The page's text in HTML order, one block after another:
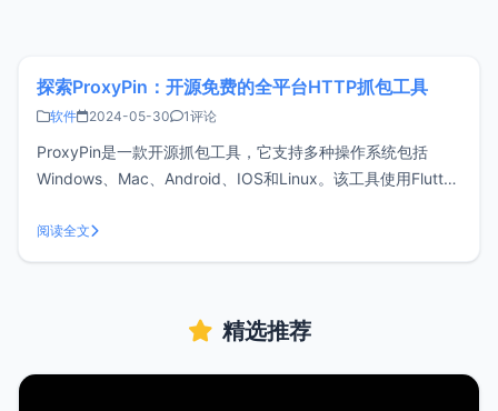
探索ProxyPin：开源免费的全平台HTTP抓包工具
软件 2024-05-30 1评论
ProxyPin是一款开源抓包工具，它支持多种操作系统包括
Windows、Mac、Android、IOS和Linux。该工具使用Flutter
HTTP（S）流量，非常适合开发人员或运维人员使用。
ProxyPin特性手机扫码连接: 不用手动配置Wifi代
阅读全文
精选推荐